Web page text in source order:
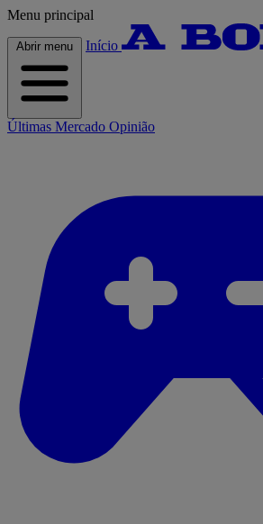
Menu principal
Abrir menu Início
Últimas Mercado Opinião